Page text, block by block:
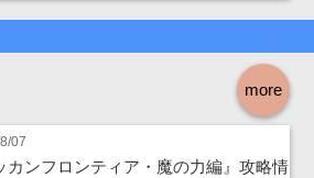
more
07
カンフロンティア・魔の力編』攻略情